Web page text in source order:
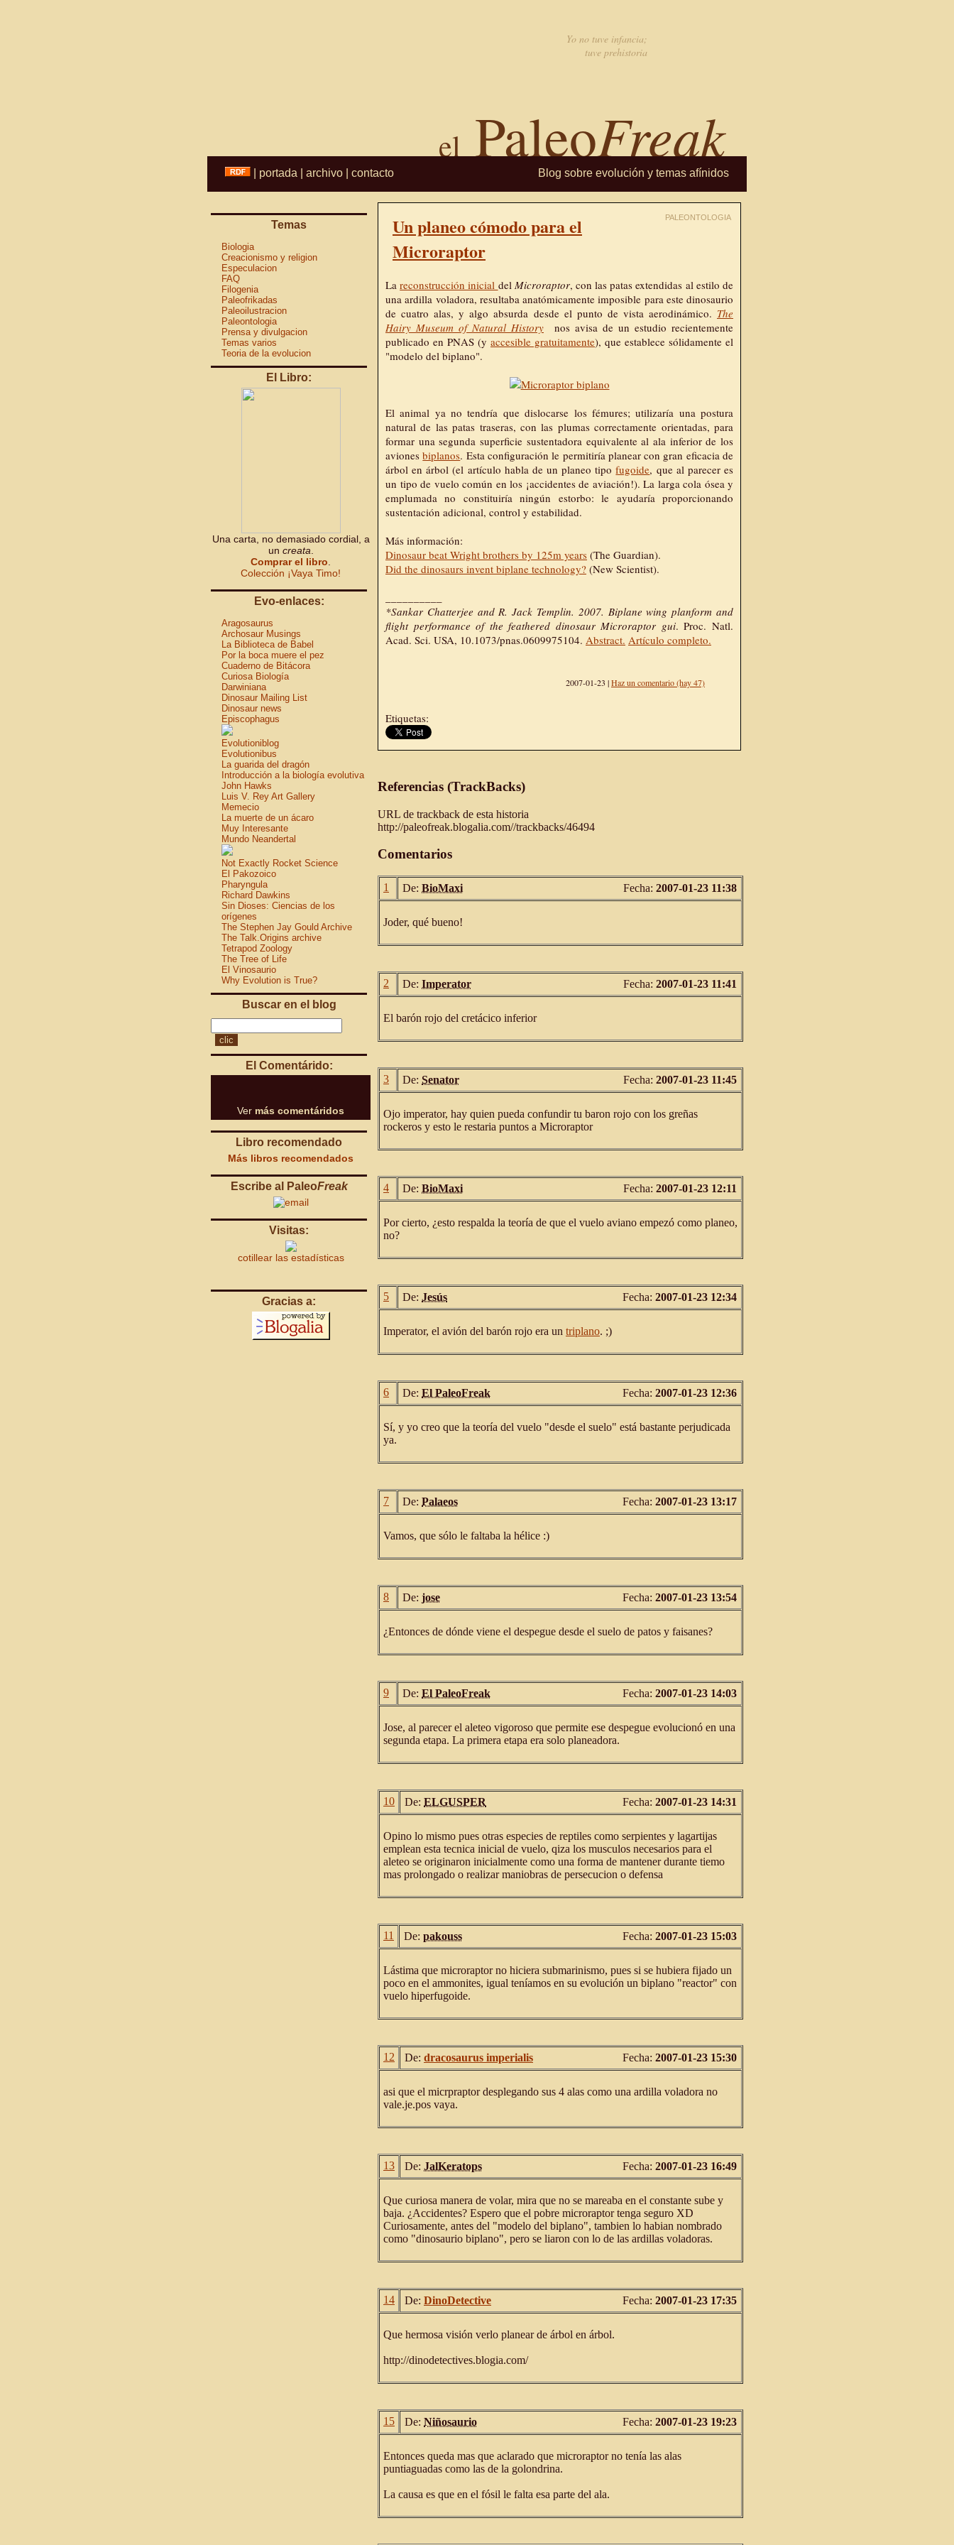
Yo no tuve infancia;
tuve prehistoria
elPaleoFreak
portada archivo contacto Blog sobre evolución y temas afínidos
Temas
Biologia
Creacionismo y religion
Especulacion
FAQ
Filogenia
Paleofrikadas
Paleoilustracion
Paleontologia
Prensa y divulgacion
Temas varios
Teoria de la evolucion
El Libro:
Una carta, no demasiado cordial, a
un creata
Comprar el libro
Colección ¡Vaya Timo!
Evo-enlaces:
Aragosaurus
Archosaur Musings
La Biblioteca de Babel
Por la boca muere el pez
Cuaderno de Bitácora
Curiosa Biología
Darwiniana
Dinosaur Mailing List
Dinosaur news
Episcophagus
Evolutioniblog
Evolutionibus
La guarida del dragón
Introducción a la biología evolutiva
John Hawks
Luis V. Rey Art Gallery
Memecio
La muerte de un ácaro
Muy Interesante
Mundo Neandertal
Not Exactly Rocket Science
El Pakozoico
Pharyngula
Richard Dawkins
Sin Dioses: Ciencias de los
orígenes
The Stephen Jay Gould Archive
The Talk.Origins archive
Tetrapod Zoology
The Tree of Life
El Vinosaurio
Why Evolution is True?
Buscar en el blog
El Comentárido:
Ver más comentáridos
Libro recomendado
Más libros recomendados
Escribe al PaleoFreak
Visitas:
cotillear las estadísticas
Gracias a:
PALEONTOLOGIA
Un planeo cómodo para el
Microraptor
Lareconstrucción inicial del Microraptor, con las patas extendidas al estilo de
una ardilla voladora, resultaba anatómicamente imposible para este dinosaurio
de cuatro alas, y algo absurda desde el punto de vista aerodinámico. The
Hairy Museum of Natural History
nos avisa de un estudio recientemente
publicado en PNAS (y accesible gratuitamente), que establece sólidamente el
"modelo del biplano".
El animal ya no tendría que dislocarse los fémures; utilizaría una postura
natural de las patas traseras, con las plumas correctamente orientadas, para
formar una segunda superficie sustentadora equivalente al ala inferior de los
avionesbiplanos. Esta configuración le permitiría planear con gran eficacia de
árbol en árbol (el artículo habla de un planeo tipofugoide, que al parecer es
un tipo de vuelo común en los ¡accidentes de aviación!). La larga cola ósea y
emplumada no constituiría ningún estorbo: le ayudaría proporcionando
sustentación adicional, control y estabilidad.
Más información:
Dinosaur beat Wright brothers by 125m years (The Guardian).
Did the dinosaurs invent biplane technology? (New Scientist).
*Sankar Chatterjee and R. Jack Templin. 2007. Biplane wing planform and
flight performance of the feathered dinosaur Microraptor gui. Proc. Natl.
Acad. Sci. USA, 10.1073/pnas.0609975104. Abstract. Artículo completo.
2007-01-23 |Haz un comentario (hay 47)
Etiquetas:
Referencias (TrackBacks)
URL de trackback de esta historia
http://paleofreak.blogalia.com//trackbacks/46494
Comentarios
1 De: BioMaxi Fecha: 2007-01-23 11:38
Joder, qué bueno!
2 De: Imperator Fecha: 2007-01-23 11:41
El barón rojo del cretácico inferior
3 De: Senator Fecha: 2007-01-23 11:45
Ojo imperator, hay quien pueda confundir tu baron rojo con los greñas
rockeros y esto le restaria puntos a Microraptor
4 De: BioMaxi Fecha: 2007-01-23 12:11
Por cierto, ¿esto respalda la teoría de que el vuelo aviano empezó como planeo,
no?
5 De: Jesús Fecha: 2007-01-23 12:34
Imperator, el avión del barón rojo era un triplano. ;)
6 De: El PaleoFreak Fecha: 2007-01-23 12:36
Sí, y yo creo que la teoría del vuelo "desde el suelo" está bastante perjudicada
ya.
7 De: Palaeos Fecha: 2007-01-23 13:17
Vamos, que sólo le faltaba la hélice :)
8 De: jose Fecha: 2007-01-23 13:54
¿Entonces de dónde viene el despegue desde el suelo de patos y faisanes?
9 De: El PaleoFreak Fecha: 2007-01-23 14:03
Jose, al parecer el aleteo vigoroso que permite ese despegue evolucionó en una
segunda etapa. La primera etapa era solo planeadora.
10 De: ELGUSPER Fecha: 2007-01-23 14:31
Opino lo mismo pues otras especies de reptiles como serpientes y lagartijas
emplean esta tecnica inicial de vuelo, qiza los musculos necesarios para el
aleteo se originaron inicialmente como una forma de mantener durante tiemo
mas prolongado o realizar maniobras de persecucion o defensa
11 De: pakouss Fecha: 2007-01-23 15:03
Lástima que microraptor no hiciera submarinismo, pues si se hubiera fijado un
poco en el ammonites, igual teníamos en su evolución un biplano "reactor" con
vuelo hiperfugoide.
12 De: dracosaurus imperialis Fecha: 2007-01-23 15:30
asi que el micrpraptor desplegando sus 4 alas como una ardilla voladora no
vale.je.pos vaya.
13 De: JalKeratops Fecha: 2007-01-23 16:49
Que curiosa manera de volar, mira que no se mareaba en el constante sube y
baja. ¿Accidentes? Espero que el pobre microraptor tenga seguro XD
Curiosamente, antes del "modelo del biplano", tambien lo habian nombrado
como "dinosaurio biplano", pero se liaron con lo de las ardillas voladoras.
14 De: DinoDetective Fecha: 2007-01-23 17:35
Que hermosa visión verlo planear de árbol en árbol.
http://dinodetectives.blogia.com/
15 De: Niñosaurio Fecha: 2007-01-23 19:23
Entonces queda mas que aclarado que microraptor no tenía las alas
puntiaguadas como las de la golondrina.
La causa es que en el fósil le falta esa parte del ala.